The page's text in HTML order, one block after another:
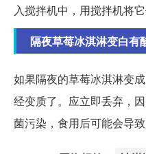
入搅拌机中，用搅拌机将它
隔夜草莓冰淇淋变白有
如果隔夜的草莓冰淇淋变
经变质了。应立即丢弃，
菌污染，食用后可能会导致